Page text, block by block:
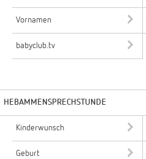
Vornamen
babyclub.tv
HEBAMMENSPRECHSTUNDE
Kinderwunsch
Geburt